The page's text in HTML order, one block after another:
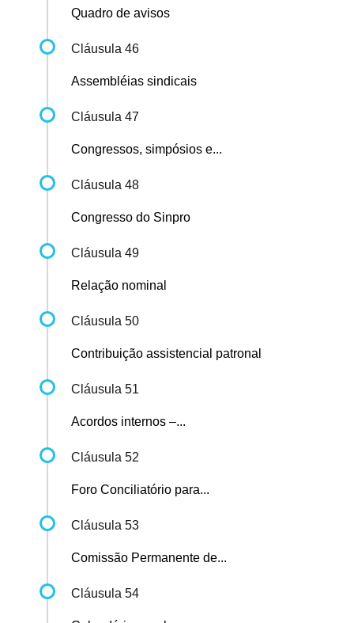
Quadro de avisos
Cláusula 46
Assembléias sindicais
Cláusula 47
Congressos, simpósios e...
Cláusula 48
Congresso do Sinpro
Cláusula 49
Relação nominal
Cláusula 50
Contribuição assistencial patronal
Cláusula 51
Acordos internos –...
Cláusula 52
Foro Conciliatório para...
Cláusula 53
Comissão Permanente de...
Cláusula 54